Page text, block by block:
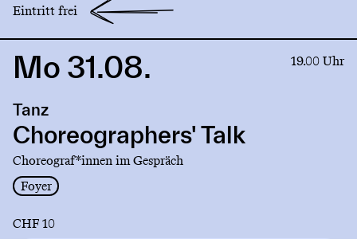
Eintritt frei
Link
Choreographers'
Talk
Mo 31.08. 19.00 Uhr
Tanz
Choreographers' Talk
Choreograf*innen im Gespräch
Foyer
CHF 10